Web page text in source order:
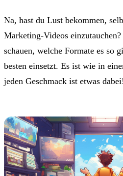
Na, hast du Lust bekommen,
Marketing-Videos
schauen, welche Formate es so
besten einsetzt. Es ist wie in
jeden Geschmack ist etwas dabei!